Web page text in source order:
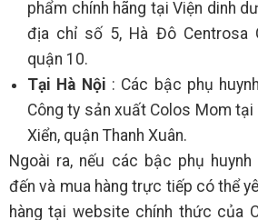
phẩm chính hãng tại Viện dinh
địa chỉ số 5, Hà Đô Centrosa
quận 10.
Tại Hà Nội : Các bậc phụ
Công ty sản xuất Colos Mom tại
Xiển, quận Thanh Xuân.
Ngoài ra, nếu các bậc phụ
đến và mua hàng trực tiếp có thể
hàng tại website chính thức của